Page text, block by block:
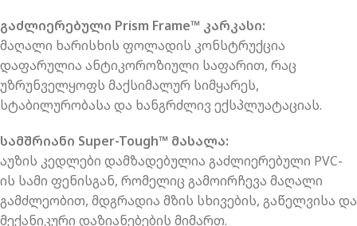
გაძლიერებული Prism Frame™ კარკასი:
მაღალი ხარისხის ფოლადის კონსტრუქცია
დაფარულია ანტიკოროზიული საფარით, რაც
უზრუნველყოფს მაქსიმალურ სიმყარეს,
სტაბილურობასა და ხანგრძლივ ექსპლუატაციას.
სამშრიანი Super-Tough™ მასალა:
აუზის კედლები დამზადებულია გაძლიერებული PVC-
ის სამი ფენისგან, რომელიც გამოირჩევა მაღალი
გამძლეობით, მდგრადია მზის სხივების, გაწელვისა და
მექანიკური დაზიანებების მიმართ.